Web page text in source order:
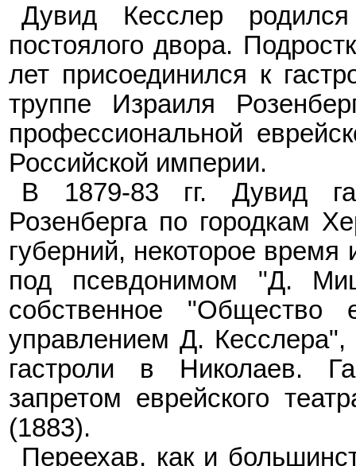
Дувид Кесслер
постоялого двора.
лет присоединился к
труппе Израиля
профессиональной
Российской империи.
В 1879-83
гг. Дувид
Розенберга по городкам
губерний, некоторое время
под псевдонимом "Д.
собственное "Общество
управлением Д.
гастроли в Николаев.
запретом еврейского
(1883).
Переехав, как и